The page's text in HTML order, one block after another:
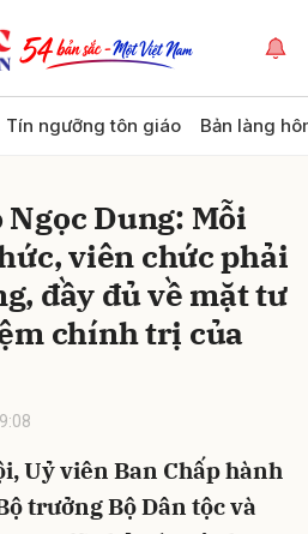
Tín ngưỡng tôn giáo Bản làng
Dung: Mỗi
viên chức phải
đầy đủ về mặt tư
chính trị của
Uỷ viên Ban Chấp hành
trưởng Bộ Dân tộc và